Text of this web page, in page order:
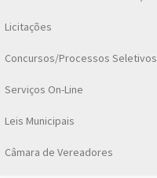
Licitações
Concursos/Processos Seletivos
Serviços On-Line
Leis Municipais
Câmara de Vereadores